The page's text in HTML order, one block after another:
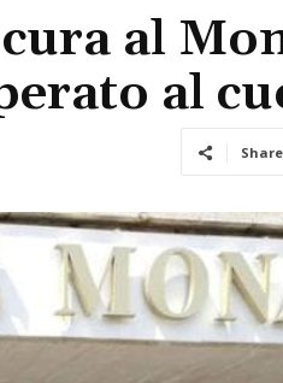
al
al
Share